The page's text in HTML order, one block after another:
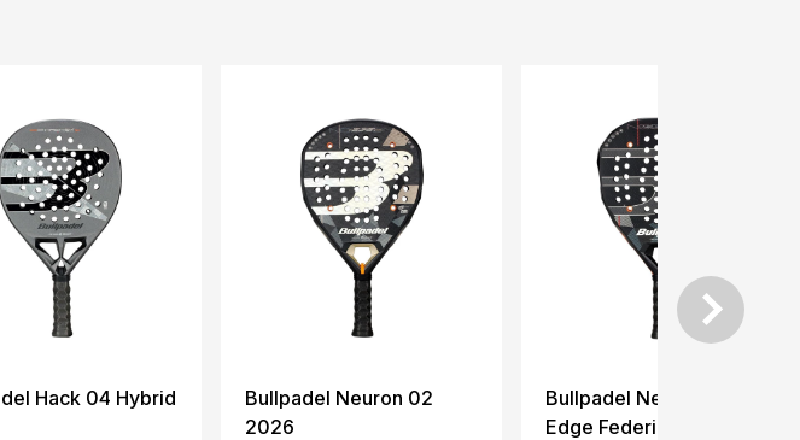
Hack 04 Hybrid
Bullpadel Neuron 02
2026
Bullpadel Neuron 02
Edge Federico Chingotto